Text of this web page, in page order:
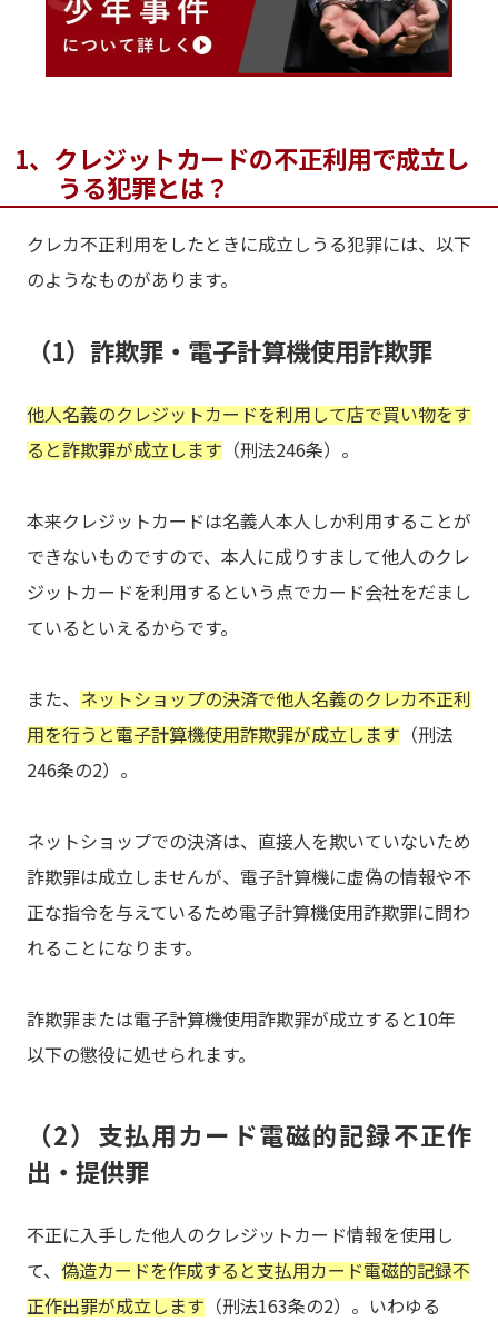
1、クレジットカードの不正利用で成立し
うる犯罪とは？
クレカ不正利用をしたときに成立しうる犯罪には、以下
のようなものがあります。
（1）詐欺罪・電子計算機使用詐欺罪
他人名義のクレジットカードを利用して店で買い物をす
ると詐欺罪が成立します （刑法246条）。
本来クレジットカードは名義人本人しか利用することが
できないものですので、本人に成りすまして他人のクレ
ジットカードを利用するという点でカード会社をだまし
ているといえるからです。
また、 ネットショップの決済で他人名義のクレカ不正利
用を行うと電子計算機使用詐欺罪が成立します （刑法
246条の2）。
ネットショップでの決済は、直接人を欺いていないため
詐欺罪は成立しませんが、電子計算機に虚偽の情報や不
正な指令を与えているため電子計算機使用詐欺罪に問わ
れることになります。
詐欺罪または電子計算機使用詐欺罪が成立すると10年
以下の懲役に処せられます。
（2）支払用カード電磁的記録不正作
出・提供罪
不正に入手した他人のクレジットカード情報を使用し
て、 偽造カードを作成すると支払用カード電磁的記録不
正作出罪が成立します （刑法163条の2）。いわゆる